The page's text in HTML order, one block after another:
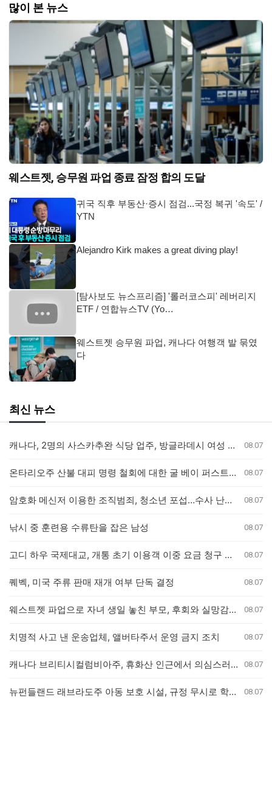
많이 본 뉴스
웨스트젯, 승무원 파업 종료 잠정 합의 도달
귀국 직후 부동산·증시 점검...국정 복귀 '속도' /
YTN
Alejandro Kirk makes a great diving play!
[탐사보도 뉴스프리즘] '롤러코스피' 레버리지
ETF / 연합뉴스TV (Yo…
웨스트젯 승무원 파업, 캐나다 여행객 발 묶였
다
최신 뉴스
캐나다, 2명의 사스카추완 식당 업주, 방글라데시 여성 인신매매 유죄 판결 08.07
온타리오주 산불 대피 명령 철회에 대한 굴 베이 퍼스트 네이션의 강력 반발 08.07
암호화 메신저 이용한 조직범죄, 청소년 포섭…수사 난항 예고 08.07
낚시 중 훈련용 수류탄을 잡은 남성 08.07
고디 하우 국제대교, 개통 초기 이용객 이중 요금 청구 의혹 제기 08.07
퀘벡, 미국 주류 판매 재개 여부 단독 결정 08.07
웨스트젯 파업으로 자녀 생일 놓친 부모, 후회와 실망감 호소 08.07
치명적 사고 낸 운송업체, 앨버타주서 운영 금지 조치 08.07
캐나다 브리티시컬럼비아주, 휴화산 인근에서 의심스러운 산불 잇따라 발생 08.07
뉴펀들랜드 래브라도주 아동 보호 시설, 규정 무시로 학대 사건 은폐 의혹 08.07